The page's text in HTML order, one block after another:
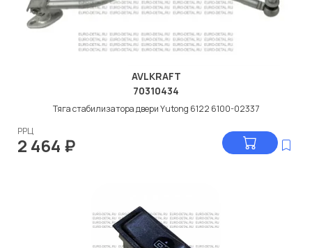
AVLKRAFT
70310434
Тяга стабилизатора двери Yutong 6122 6100-02337
РРЦ
2 464 ₽